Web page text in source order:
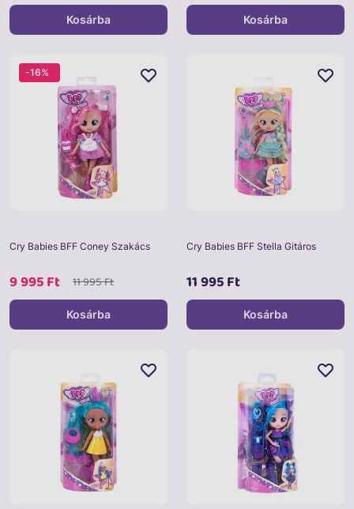
Kosárba Kosárba
Cry Babies BFF Coney Szakács
9 995 Ft 11 995 Ft
-16%
Kosárba
Cry Babies BFF Stella Gitáros
11 995 Ft
Kosárba